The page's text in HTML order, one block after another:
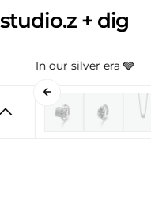
studio.z + dig
In our silver era 🩶